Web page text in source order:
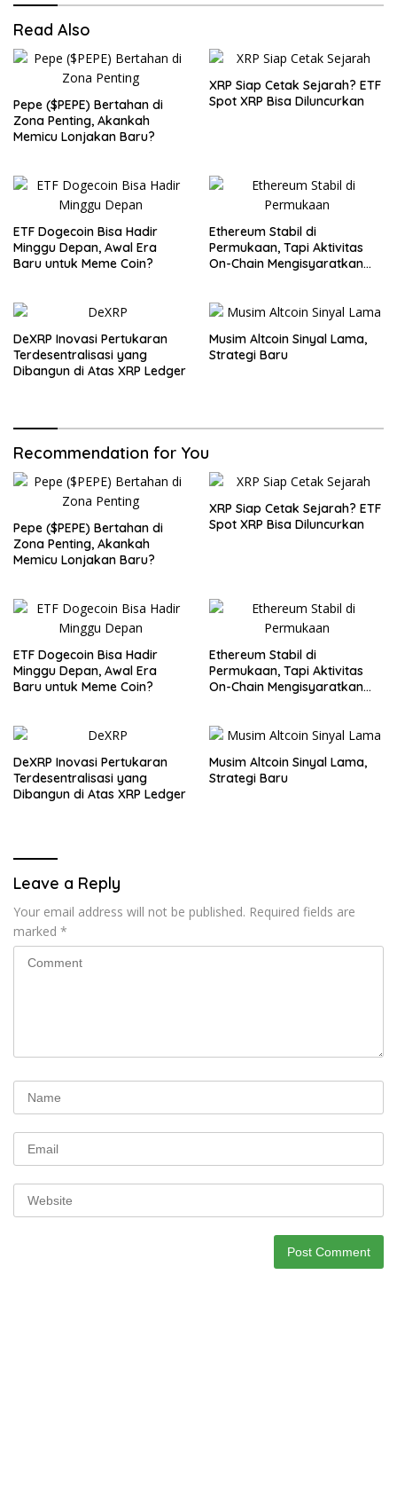
Read Also
Pepe ($PEPE) Bertahan di
Zona Penting, Akankah
Memicu Lonjakan Baru?
XRP Siap Cetak Sejarah? ETF
Spot XRP Bisa Diluncurkan
ETF Dogecoin Bisa Hadir
Minggu Depan, Awal Era
Baru untuk Meme Coin?
Ethereum Stabil di
Permukaan, Tapi Aktivitas
On-Chain Mengisyaratkan
DeXRP Inovasi Pertukaran
Terdesentralisasi yang
Dibangun di Atas XRP Ledger
Musim Altcoin Sinyal Lama,
Strategi Baru
Recommendation for You
Pepe ($PEPE) Bertahan di
Zona Penting, Akankah
Memicu Lonjakan Baru?
XRP Siap Cetak Sejarah? ETF
Spot XRP Bisa Diluncurkan
ETF Dogecoin Bisa Hadir
Minggu Depan, Awal Era
Baru untuk Meme Coin?
Ethereum Stabil di
Permukaan, Tapi Aktivitas
On-Chain Mengisyaratkan
DeXRP Inovasi Pertukaran
Terdesentralisasi yang
Dibangun di Atas XRP Ledger
Musim Altcoin Sinyal Lama,
Strategi Baru
Leave a Reply
Your email address will not be published. Required fields are
marked *